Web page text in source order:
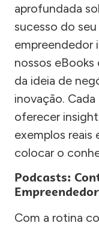
aprofundada
sucesso do
empreendedor
nossos
da ideia de
inovação.
oferecer
exemplos reais
colocar o
Podcasts:
Com a rotina